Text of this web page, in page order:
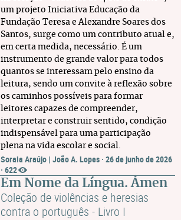
um projeto Iniciativa Educação da
Fundação Teresa e Alexandre Soares dos
Santos, surge como um contributo atual e,
em certa medida, necessário. É um
instrumento de grande valor para todos
quantos se interessam pelo ensino da
leitura, sendo um convite à reflexão sobre
os caminhos possíveis para formar
leitores capazes de compreender,
interpretar e construir sentido, condição
indispensável para uma participação
plena na vida escolar e social.
Soraia Araújo | João A. Lopes · 26 de junho de 2026
· 622
Em Nome da Língua. Ámen
Coleção de violências e heresias
contra o português - Livro I